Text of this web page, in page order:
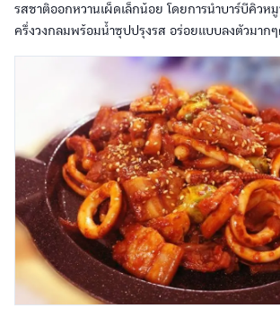
รสชาติออกหวานเผ็ดเล็กน้อย โดยการนำบาร์บีคิวห
ครึ่งวงกลมพร้อมน้ำซุปปรุงรส อร่อยแบบลงตัวมาก